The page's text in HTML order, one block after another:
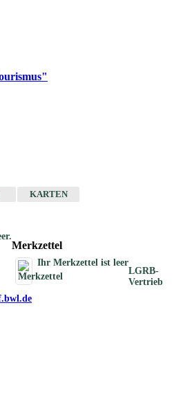
KARTEN
Merkzettel
Ihr Merkzettel ist leer
LGRB-
Vertrieb